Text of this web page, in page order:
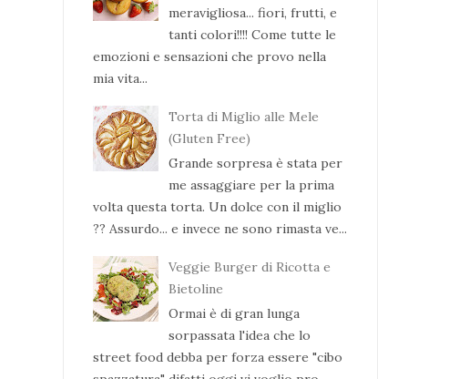
meravigliosa... fiori, frutti, e
tanti colori!!!! Come tutte le
emozioni e sensazioni che provo nella
mia vita...
Torta di Miglio alle Mele
(Gluten Free)
Grande sorpresa è stata per
me assaggiare per la prima
volta questa torta. Un dolce con il miglio
?? Assurdo... e invece ne sono rimasta ve...
Veggie Burger di Ricotta e
Bietoline
Ormai è di gran lunga
sorpassata l'idea che lo
street food debba per forza essere "cibo